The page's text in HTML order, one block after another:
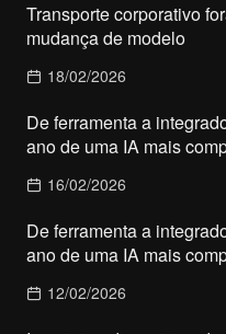
Transporte corporativo
mudança de modelo
18/02/2026
De ferramenta a
ano de uma IA mais
16/02/2026
De ferramenta a
ano de uma IA mais
12/02/2026